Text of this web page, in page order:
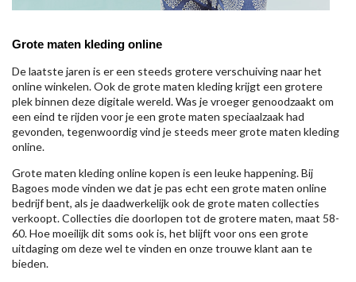
Grote maten kleding online
De laatste jaren is er een steeds grotere verschuiving naar het
online winkelen. Ook de grote maten kleding krijgt een grotere
plek binnen deze digitale wereld. Was je vroeger genoodzaakt om
een eind te rijden voor je een grote maten speciaalzaak had
gevonden, tegenwoordig vind je steeds meer grote maten kleding
online.
Grote maten kleding online kopen is een leuke happening. Bij
Bagoes mode vinden we dat je pas echt een grote maten online
bedrijf bent, als je daadwerkelijk ook de grote maten collecties
verkoopt. Collecties die doorlopen tot de grotere maten, maat 58-
60. Hoe moeilijk dit soms ook is, het blijft voor ons een grote
uitdaging om deze wel te vinden en onze trouwe klant aan te
bieden.